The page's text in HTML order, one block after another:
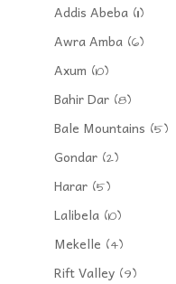
Addis Abeba(11)
Awra Amba(6)
Axum (10)
Bahir Dar(8)
Bale Mountains (5)
Gondar(2)
Harar(5)
Lalibela(10)
Mekelle (4)
Rift Valley(9)